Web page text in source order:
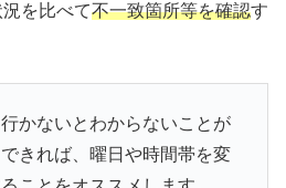
を比べて不一致箇所等を確認す
かないとわからないことが
きれば、曜日や時間帯を変